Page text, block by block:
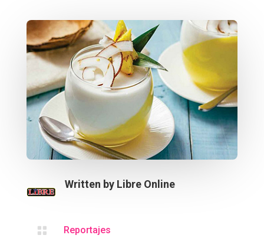
Written by Libre Online
 Reportajes